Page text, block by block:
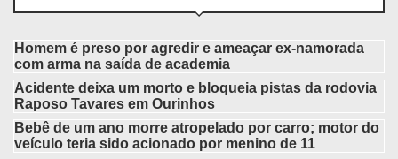
Homem é preso por agredir e ameaçar ex-namorada
com arma na saída de academia
Acidente deixa um morto e bloqueia pistas da rodovia
Raposo Tavares em Ourinhos
Bebê de um ano morre atropelado por carro; motor do
veículo teria sido acionado por menino de 11